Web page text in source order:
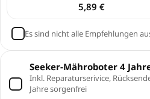
5,89 €
Es sind nicht alle Empfehlungen
Seeker-Mähroboter 4
Inkl. Reparaturserivice,
Jahre sorgenfrei